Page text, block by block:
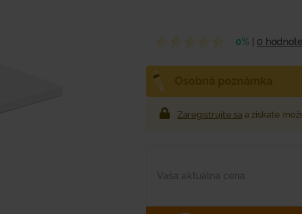
0% 0
Zaregistrujte sa a získate
Vaša aktuálna cena